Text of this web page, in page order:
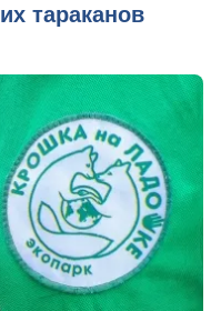
тараканов